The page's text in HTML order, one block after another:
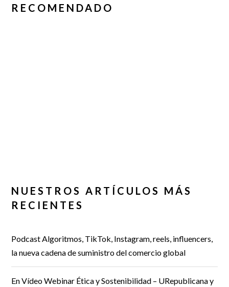
RECOMENDADO
NUESTROS ARTÍCULOS MÁS
RECIENTES
Podcast Algoritmos, TikTok, Instagram, reels, influencers,
la nueva cadena de suministro del comercio global
En Vídeo Webinar Ética y Sostenibilidad – URepublicana y